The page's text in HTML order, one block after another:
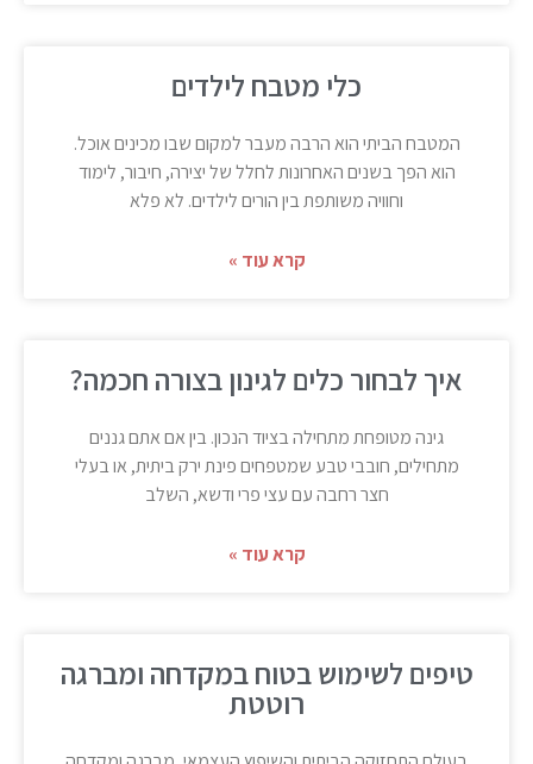
כלי מטבח לילדים
המטבח הביתי הוא הרבה מעבר למקום שבו מכינים אוכל.
הוא הפך בשנים האחרונות לחלל של יצירה, חיבור, לימוד
וחוויה משותפת בין הורים לילדים. לא פלא
קרא עוד »
איך לבחור כלים לגינון בצורה חכמה?
גינה מטופחת מתחילה בציוד הנכון. בין אם אתם גננים
מתחילים, חובבי טבע שמטפחים פינת ירק ביתית, או בעלי
חצר רחבה עם עצי פרי ודשא, השלב
קרא עוד »
טיפים לשימוש בטוח במקדחה ומברגה
רוטטת